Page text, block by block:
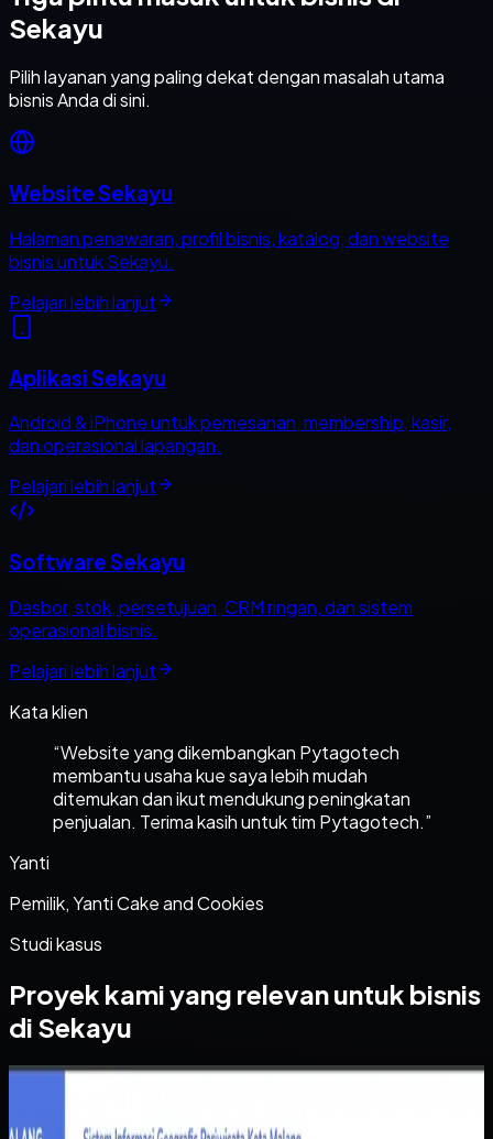
Sekayu
Pilih layanan yang paling dekat dengan masalah utama
bisnis Anda di sini.
Website Sekayu
Halaman penawaran, profil bisnis, katalog, dan website
bisnis untuk Sekayu.
Pelajari lebih lanjut
Aplikasi Sekayu
Android & iPhone untuk pemesanan, membership, kasir,
dan operasional lapangan.
Pelajari lebih lanjut
Software Sekayu
Dasbor, stok, persetujuan, CRM ringan, dan sistem
operasional bisnis.
Pelajari lebih lanjut
Kata klien
“Website yang dikembangkan Pytagotech
membantu usaha kue saya lebih mudah
ditemukan dan ikut mendukung peningkatan
penjualan. Terima kasih untuk tim Pytagotech.”
Yanti
Pemilik, Yanti Cake and Cookies
Studi kasus
Proyek kami yang relevan untuk bisnis
di Sekayu
Sistem Informasi Geografis Pariwisata Kota Malang